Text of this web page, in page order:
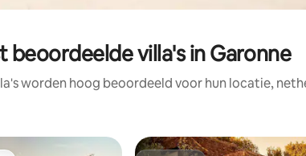
beoordeelde villa's in Garonne
worden hoog beoordeeld voor hun locatie,